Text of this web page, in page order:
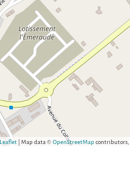
Leaflet | Map data © OpenStreetMap contributors,